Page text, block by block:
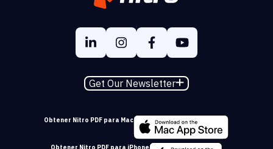
Get Our Newsletter
Obtener Nitro PDF para Mac